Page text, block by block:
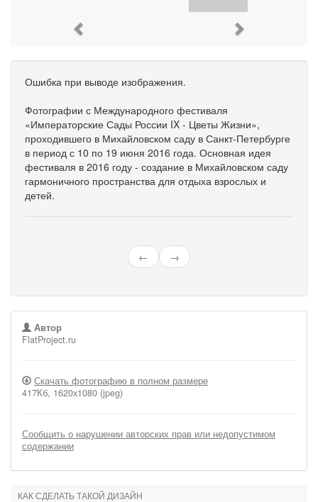
Ошибка при выводе изображения.
Фотографии с Международного фестиваля
«Императорские Сады России IX - Цветы Жизни»,
проходившего в Михайловском саду в Санкт-Петербурге
в период с 10 по 19 июня 2016 года. Основная идея
фестиваля в 2016 году - создание в Михайловском саду
гармоничного пространства для отдыха взрослых и
детей.
← →
Автор
FlatProject.ru
Скачать фотографию в полном размере
417Кб, 1620x1080 (jpeg)
Сообщить о нарушении авторских прав или недопустимом
содержании
КАК СДЕЛАТЬ ТАКОЙ ДИЗАЙН